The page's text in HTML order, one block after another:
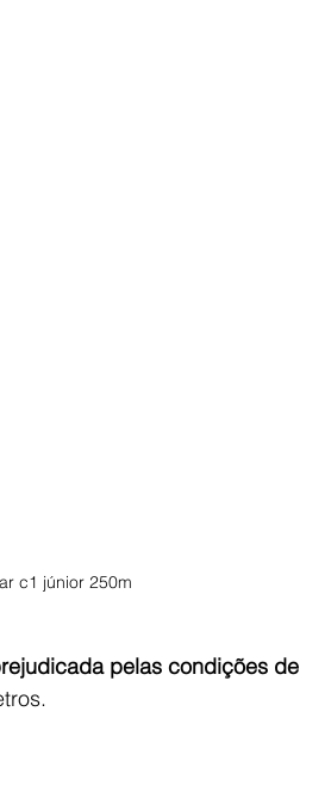
c1 júnior 250m
pelas condições de